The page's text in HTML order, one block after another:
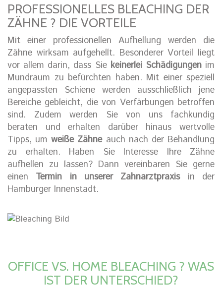
PROFESSIONELLES BLEACHING DER
ZÄHNE ? DIE VORTEILE
Mit einer professionellen Aufhellung werden die
Zähne wirksam aufgehellt. Besonderer Vorteil liegt
vor allem darin, dass Sie keinerlei Schädigungenim
Mundraum zu befürchten haben. Mit einer speziell
angepassten Schiene werden ausschließlich jene
Bereiche gebleicht, die von Verfärbungen betroffen
sind. Zudem werden Sie von uns fachkundig
beraten und erhalten darüber hinaus wertvolle
Tipps, umweiße Zähneauch nach der Behandlung
zu erhalten. Haben Sie Interesse Ihre Zähne
aufhellen zu lassen? Dann vereinbaren Sie gerne
einen Termin in unserer Zahnarztpraxisin der
Hamburger Innenstadt.
OFFICE VS. HOME BLEACHING ? WAS
IST DER UNTERSCHIED?